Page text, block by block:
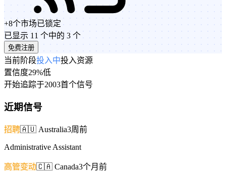
+8个市场已锁定
已显示 11 个中的 3 个
免费注册
当前阶段投入中投入资源
置信度29%低
开始追踪于2003首个信号
近期信号
招聘🇦🇺 Australia3周前
Administrative Assistant
高管变动🇨🇦 Canada3个月前